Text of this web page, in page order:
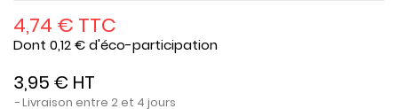
4,74 € TTC
Dont 0,12 € d'éco-participation
3,95 € HT
Livraison entre 2 et 4 jours